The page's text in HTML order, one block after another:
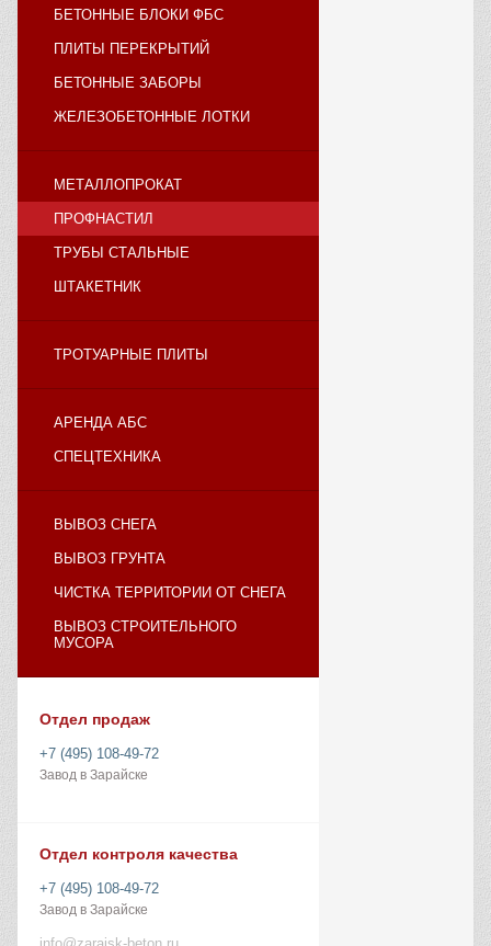
БЕТОННЫЕ БЛОКИ ФБС
ПЛИТЫ ПЕРЕКРЫТИЙ
БЕТОННЫЕ ЗАБОРЫ
ЖЕЛЕЗОБЕТОННЫЕ ЛОТКИ
МЕТАЛЛОПРОКАТ
ПРОФНАСТИЛ
ТРУБЫ СТАЛЬНЫЕ
ШТАКЕТНИК
ТРОТУАРНЫЕ ПЛИТЫ
АРЕНДА АБС
СПЕЦТЕХНИКА
ВЫВОЗ СНЕГА
ВЫВОЗ ГРУНТА
ЧИСТКА ТЕРРИТОРИИ ОТ СНЕГА
ВЫВОЗ СТРОИТЕЛЬНОГО
МУСОРА
Отдел продаж
+7 (495) 108-49-72
Завод в Зарайске
Отдел контроля качества
+7 (495) 108-49-72
Завод в Зарайске